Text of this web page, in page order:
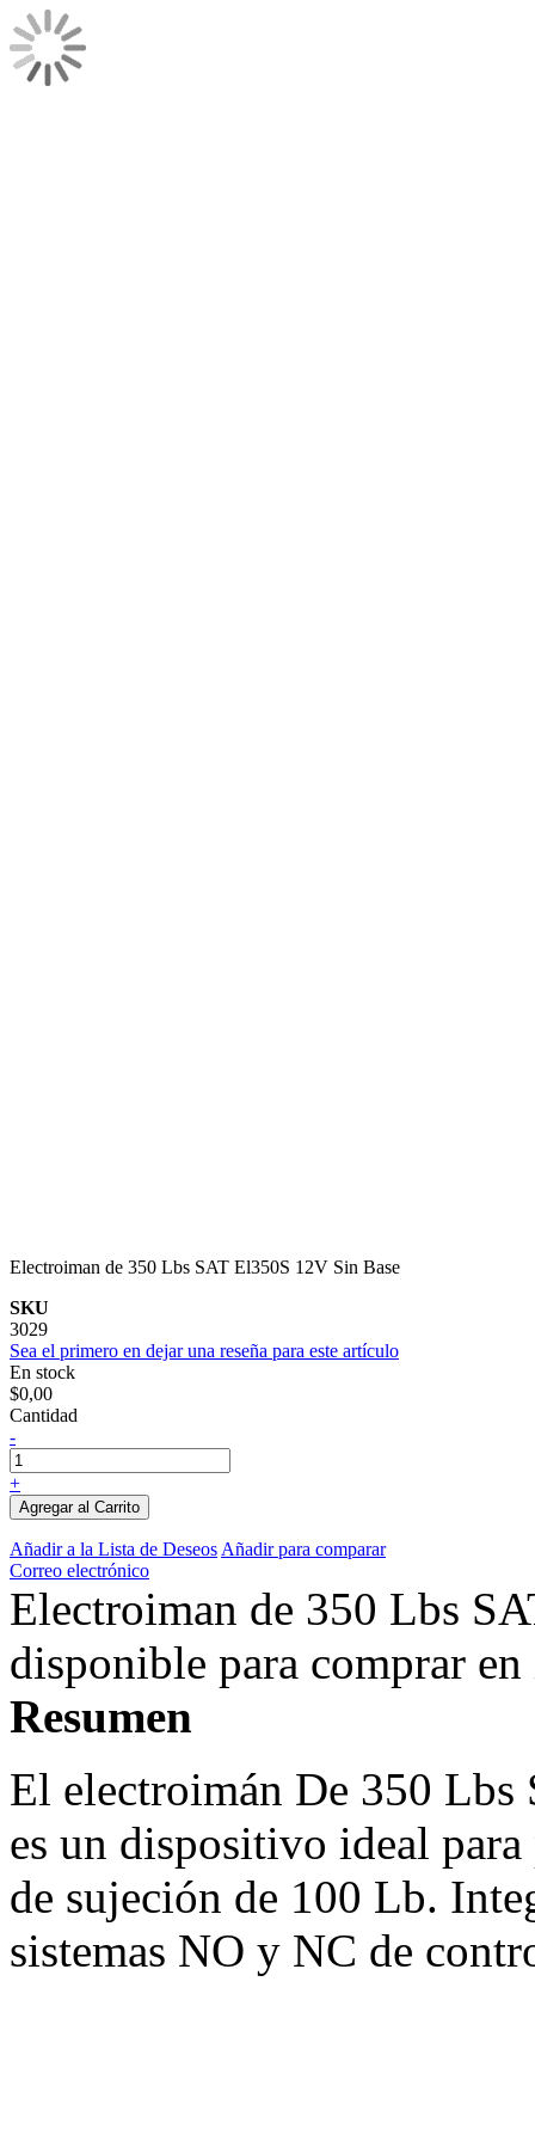
Electroiman de 350 Lbs SAT El350S 12V Sin Base
SKU
3029
Sea el primero en dejar una reseña para este artículo
En stock
$0,00
Cantidad
-
+
Agregar al Carrito
Añadir a la Lista de Deseos Añadir para comparar
Correo electrónico
Electroiman de 350 Lbs
disponible para comprar
Resumen
El electroimán De 350
es un dispositivo ideal para
de sujeción de 100 Lb.
sistemas NO y NC de